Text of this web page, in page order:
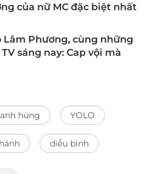
của nữ MC đặc biệt nhất
Lâm Phương, cùng những
sáng nay: Cap vội mà
hùng YOLO
diễu binh